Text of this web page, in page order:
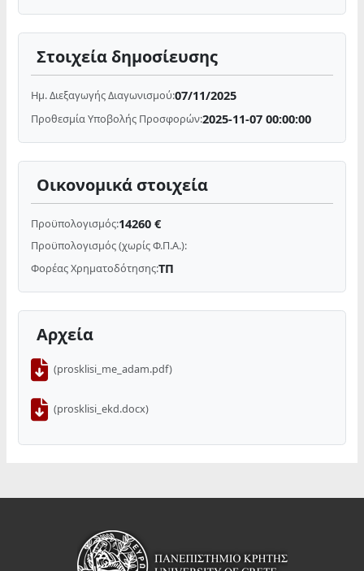
Στοιχεία δημοσίευσης
Ημ. Διεξαγωγής Διαγωνισμού:07/11/2025
Προθεσμία Υποβολής Προσφορών:2025-11-07 00:00:00
Οικονομικά στοιχεία
Προϋπολογισμός:14260 €
Προϋπολογισμός (χωρίς Φ.Π.Α.):
Φορέας Χρηματοδότησης:ΤΠ
Αρχεία
(prosklisi_me_adam.pdf)
(prosklisi_ekd.docx)